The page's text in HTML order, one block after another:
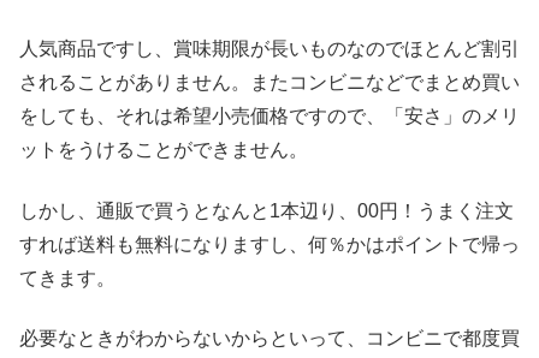
人気商品ですし、賞味期限が長いものなのでほとんど割引
されることがありません。またコンビニなどでまとめ買い
をしても、それは希望小売価格ですので、「安さ」のメリ
ットをうけることができません。
しかし、通販で買うとなんと1本辺り、00円！うまく注文
すれば送料も無料になりますし、何％かはポイントで帰っ
てきます。
必要なときがわからないからといって、コンビニで都度買